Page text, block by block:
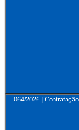
064/2026 |